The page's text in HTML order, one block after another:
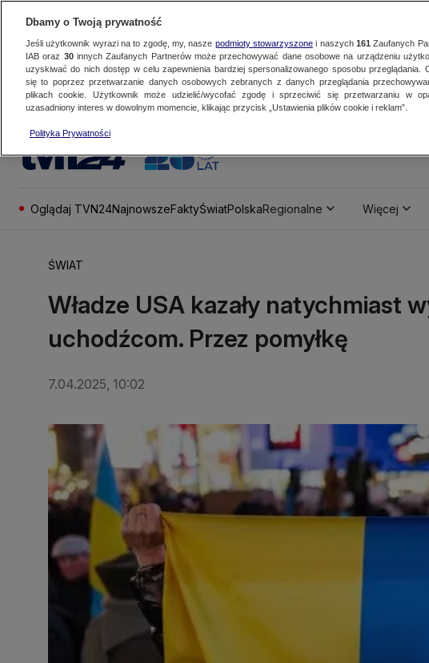
Oglądaj TVN24NajnowszeFaktyŚwiatPolskaRegionalne Więcej
ŚWIAT
Władze USA kazały natychmiast
uchodźcom. Przez pomyłkę
7.04.2025, 10:02
Dbamy o Twoją prywatność
Jeśli użytkownik wyrazi na to zgodę, my, nasze podmioty stowarzyszonei naszych 161 Zaufanych
IAB oraz 30innych Zaufanych Partnerów może przechowywać dane osobowe na urządzeniu
uzyskiwać do nich dostęp w celu zapewnienia bardziej spersonalizowanego sposobu przeglądania.
się to poprzez przetwarzanie danych osobowych zebranych z danych przeglądania
plikach cookie. Użytkownik może udzielić/wycofać zgodę i sprzeciwić się przetwarzaniu w
uzasadniony interes w dowolnym momencie, klikając przycisk „Ustawienia plików cookie i reklam”.
Polityka Prywatności